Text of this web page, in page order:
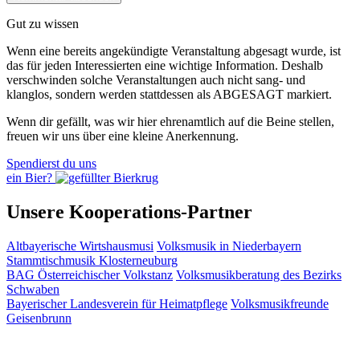
Gut zu wissen
Wenn eine bereits ange­kündigte Veranstaltung abgesagt wurde, ist
das für jeden Interessierten eine wichtige Information. Deshalb
verschwinden solche Veran­staltungen auch nicht sang- und
klanglos, sondern werden statt­dessen alsABGESAGT markiert.
Wenn dir gefällt, was wir hier ehrenamtlich auf die Beine stellen,
freuen wir uns über eine kleine Anerkennung.
Spendierst du uns
ein Bier?
Unsere Kooperations-Partner
Altbayerische Wirtshausmusi Volksmusik in Niederbayern
Stammtischmusik Klosterneuburg
BAG Österreichischer Volkstanz Volksmusikberatung des Bezirks
Schwaben
Bayerischer Landesverein für Heimatpflege Volksmusikfreunde
Geisenbrunn